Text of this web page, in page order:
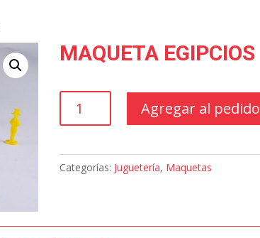
MAQUETA EGIPCIOS
EGIPCIOS
Agregar al pedido
Categorías: Juguetería, Maquetas